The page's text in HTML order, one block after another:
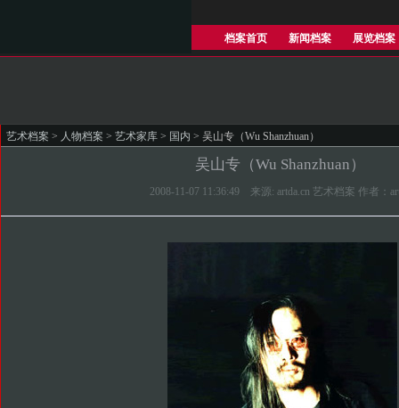
档案首页 新闻档案 展览档案
艺术档案 > 人物档案 > 艺术家库 > 国内 > 吴山专（Wu Shanzhuan）
吴山专（Wu Shanzhuan）
2008-11-07 11:36:49 来源: artda.cn 艺术档案 作者：